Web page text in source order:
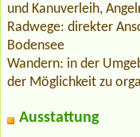
und Kanuverleih,
Radwege: direkter
Bodensee
Wandern: in der
der Möglichkeit zu
Ausstattung